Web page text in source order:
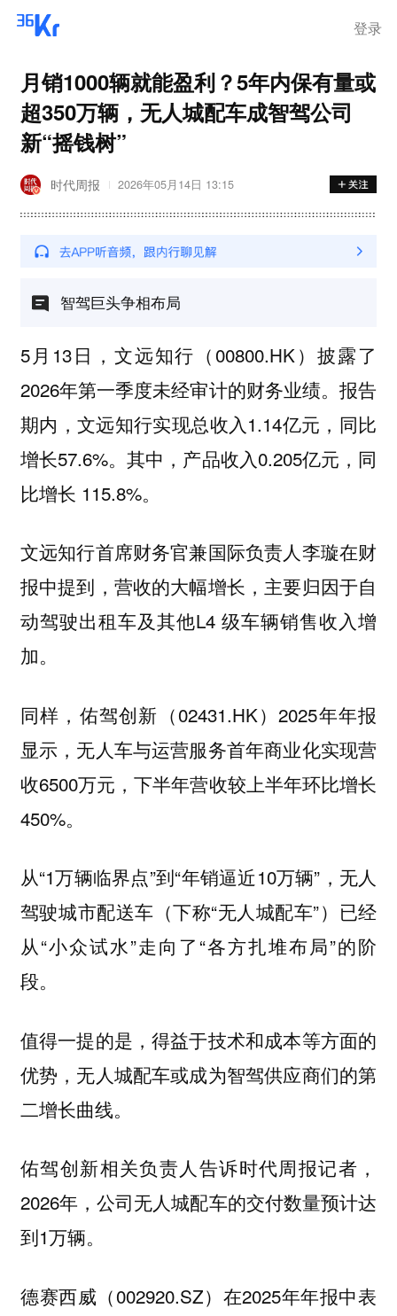
登录
月销1000辆就能盈利？5年内保有量或
超350万辆，无人城配车成智驾公司
新“摇钱树”
时代周报 2026年05月14日 13:15
智驾巨头争相布局
5月13日，文远知行（00800.HK）披露了
2026年第一季度未经审计的财务业绩。报告
期内，文远知行实现总收入1.14亿元，同比
增长57.6%。其中，产品收入0.205亿元，同
比增长 115.8%。
文远知行首席财务官兼国际负责人李璇在财
报中提到，营收的大幅增长，主要归因于自
动驾驶出租车及其他L4 级车辆销售收入增
加。
同样，佑驾创新（02431.HK）2025年年报
显示，无人车与运营服务首年商业化实现营
收6500万元，下半年营收较上半年环比增长
450%。
从“1万辆临界点”到“年销逼近10万辆”，无人
驾驶城市配送车（下称“无人城配车”）已经
从“小众试水”走向了“各方扎堆布局”的阶
段。
值得一提的是，得益于技术和成本等方面的
优势，无人城配车或成为智驾供应商们的第
二增长曲线。
佑驾创新相关负责人告诉时代周报记者，
2026年，公司无人城配车的交付数量预计达
到1万辆。
德赛西威（002920.SZ）在2025年年报中表